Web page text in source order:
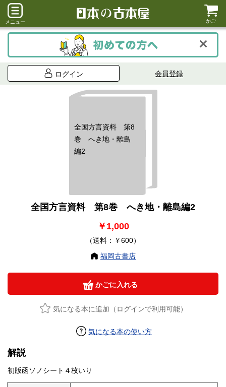
メニュー かご
ログイン 会員登録
全国方言資料 第8
巻 へき地・離島
編2
全国方言資料 第8巻 へき地・離島編2
￥1,000
（送料：￥600）
福岡古書店
かごに入れる
気になる本に追加（ログインで利用可能）
気になる本の使い方
解説
初版函ソノシート４枚いり